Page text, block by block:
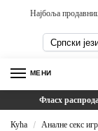
Најбоља
МЕНИ
Фласх
Кућа / Аналне секс